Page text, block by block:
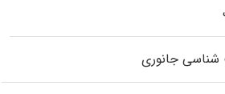
شناسی جانوری